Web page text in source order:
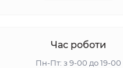
Час роботи
Пн-Пт: з 9-00 до 19-00